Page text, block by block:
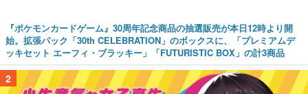
『ポケモンカードゲーム』30周年記念商品の抽選販売が本日12時より開
始。拡張パック「30th CELEBRATION」のボックスに、「プレミアムデ
ッキセット エーフィ・ブラッキー」「FUTURISTIC BOX」の計3商品
2